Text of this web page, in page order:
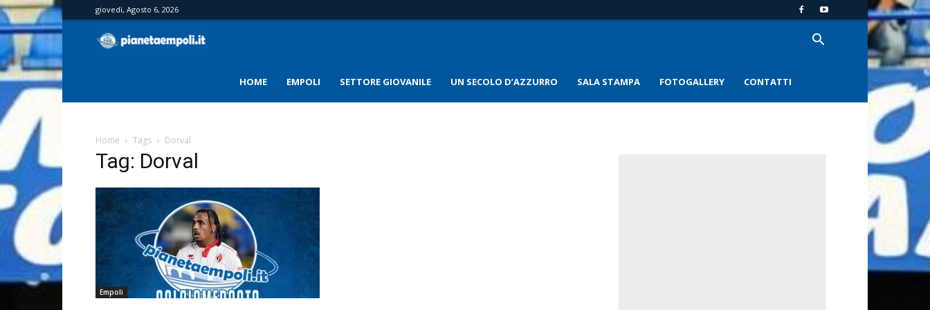
giovedì, Agosto 6, 2026
HOME EMPOLI SETTORE GIOVANILE UN SECOLO D’AZZURRO SALA STAMPA FOTOGALLERY CONTATTI
Home Tags Dorval
Tag: Dorval
Empoli